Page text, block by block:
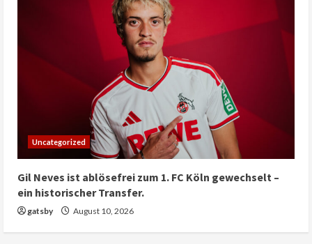
Uncategorized
Gil Neves ist ablösefrei zum 1. FC Köln gewechselt –
ein historischer Transfer.
gatsby August 10, 2026